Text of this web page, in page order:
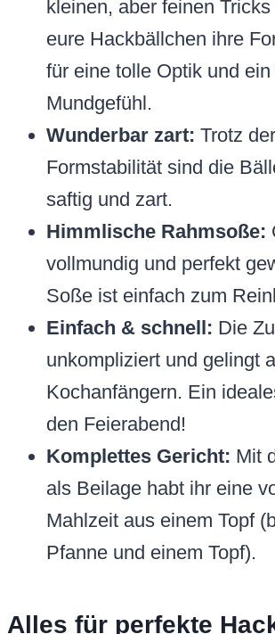
kleinen, aber feinen
eure Hackbällchen ihre
für eine tolle Optik und
Mundgefühl.
Wunderbar zart: Trotz der
Formstabilität sind die
saftig und zart.
Himmlische Rahmsoße:
vollmundig und perfekt
Soße ist einfach zum
Einfach & schnell: Die
unkompliziert und gelingt
Kochanfängern. Ein
den Feierabend!
Komplettes Gericht: Mit
als Beilage habt ihr eine
Mahlzeit aus einem Topf
Pfanne und einem Topf).
Alles für perfekte